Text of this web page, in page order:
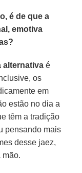
é de que a
emotiva
alternativa é
os
em
estão no dia a
têm a tradição
pensando mais
desse jaez,
mão.